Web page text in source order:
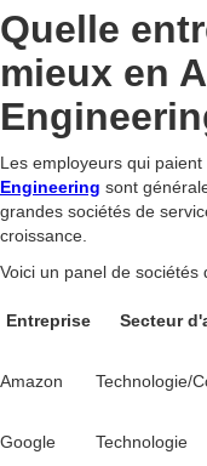
Quelle
mieux en
Les employeurs qui
Engineering sont
grandes sociétés de
croissance.
Voici un panel de
Entreprise Secteur
Amazon Technologie/
Google
Technologie